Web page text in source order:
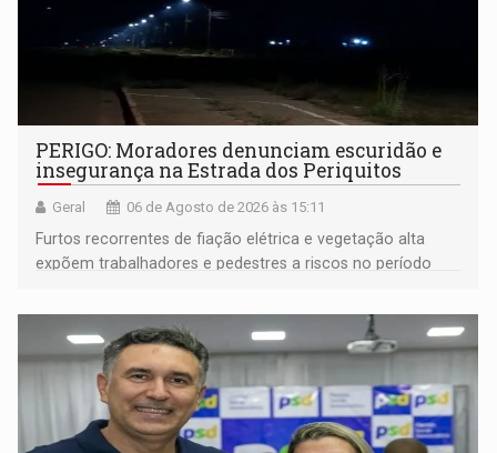
PERIGO: Moradores denunciam escuridão e
insegurança na Estrada dos Periquitos
Geral 06 de Agosto de 2026 às 15:11
Furtos recorrentes de fiação elétrica e vegetação alta
expõem trabalhadores e pedestres a riscos no período